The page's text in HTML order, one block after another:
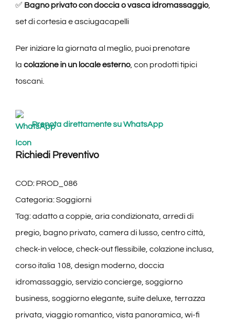
✅ Bagno privato con doccia o vasca idromassaggio,
set di cortesia e asciugacapelli
Per iniziare la giornata al meglio, puoi prenotare
la colazione in un locale esterno, con prodotti tipici
toscani.
Prenota direttamente su WhatsApp
Richiedi Preventivo
COD: PROD_086
Categoria:Soggiorni
Tag:adatto a coppie aria condizionata arredi di
pregio bagno privato camera di lusso centro città
check-in veloce check-out flessibile colazione inclusa
corso italia 108 design moderno doccia
idromassaggio servizio concierge soggiorno
business soggiorno elegante suite deluxe terrazza
privata viaggio romantico vista panoramica wi-fi